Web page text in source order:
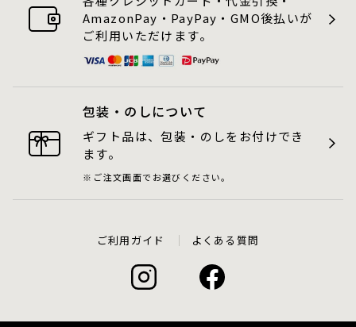
AmazonPay・PayPay・GMO後払いが
ご利用いただけます。
包装・のしについて
ギフト品は、包装・のしをお付けでき
ます。
ご注文画面でお選びください。
ご利用ガイド よくある質問